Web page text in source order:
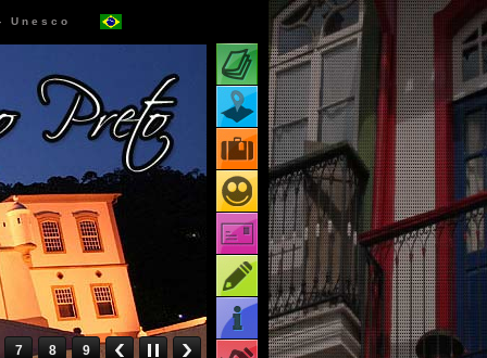
Unesco
7 8 9
Atrações turísticas
Mapa de atrações
Pacotes turísticos
Receptivos turísticos
Cartões virtuais
Dicas
Informações